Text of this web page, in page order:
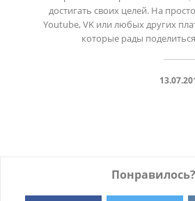
достигать своих целей. На
Youtube, VK или любых других